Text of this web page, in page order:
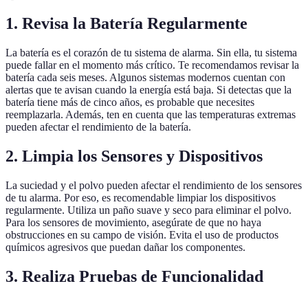
1. Revisa la Batería Regularmente
La batería es el corazón de tu sistema de alarma. Sin ella, tu sistema
puede fallar en el momento más crítico. Te recomendamos revisar la
batería cada seis meses. Algunos sistemas modernos cuentan con
alertas que te avisan cuando la energía está baja. Si detectas que la
batería tiene más de cinco años, es probable que necesites
reemplazarla. Además, ten en cuenta que las temperaturas extremas
pueden afectar el rendimiento de la batería.
2. Limpia los Sensores y Dispositivos
La suciedad y el polvo pueden afectar el rendimiento de los sensores
de tu alarma. Por eso, es recomendable limpiar los dispositivos
regularmente. Utiliza un paño suave y seco para eliminar el polvo.
Para los sensores de movimiento, asegúrate de que no haya
obstrucciones en su campo de visión. Evita el uso de productos
químicos agresivos que puedan dañar los componentes.
3. Realiza Pruebas de Funcionalidad